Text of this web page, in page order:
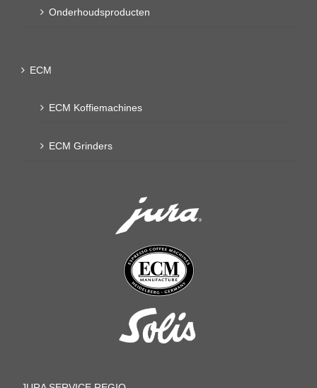
Onderhoudsproducten
ECM
ECM Koffiemachines
ECM Grinders